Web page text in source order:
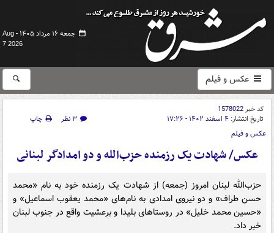
جمعه ۱۶ مرداد ۱۴۰۵ -
Aug
7 2026
عکس و فیلم
کد خبر1578022
تاریخ انتشار: ۴ اسفند ۱۴۰۲ - ۱۷:۲۶ ۳ نظر
چاپ
عکس و فیلم
عکس/ شهادت یک رزمنده حزب‌الله و دو امدادگر لبنانی
حزب‌الله لبنان امروز (جمعه) از شهادت یک رزمنده خود به نام «محمد
حسن طراف» و دو نیروی امدادی به نام‌های «محمد یعقوب اسماعیل» و
«حسین محمد خلیل» در روستاهای بلیدا و برعشیت واقع در جنوب لبنان
خبر داد.